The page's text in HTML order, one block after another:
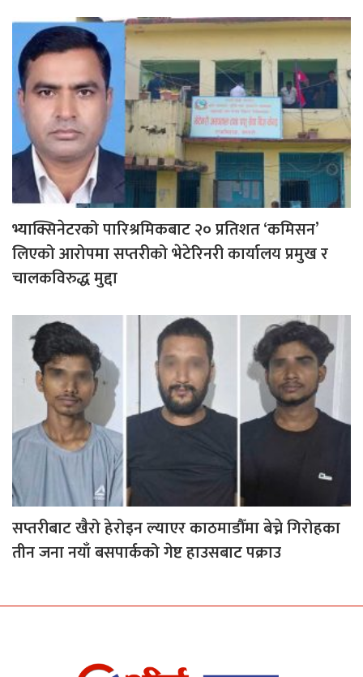
भ्याक्सिनेटरको पारिश्रमिकबाट २० प्रतिशत ‘कमिसन’
लिएको आरोपमा सप्तरीको भेटेरिनरी कार्यालय प्रमुख र
चालकविरुद्ध मुद्दा
सप्तरीबाट खैरो हेरोइन ल्याएर काठमाडौँमा बेच्ने गिरोहका
तीन जना नयाँ बसपार्कको गेष्ट हाउसबाट पक्राउ